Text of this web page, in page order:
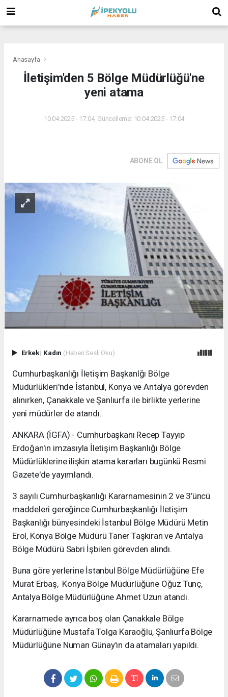
Anasayfa
İletişim'den 5 Bölge Müdürlüğü'ne
yeni atama
10.04.2025 - 17:04, Güncelleme: 10.04.2025 - 17:04
ABONE OL
Erkek| Kadın (Haberi Sesli Oku)
Cumhurbaşkanlığı İletişim Başkanlğı Bölge
Müdürlükleri'nde İstanbul, Konya ve Antalya görevden
alınırken, Çanakkale ve Şanlıurfa ile birlikte yerlerine
yeni müdürler de atandı.
ANKARA (İGFA) - Cumhurbaşkanı Recep Tayyip
Erdoğan'ın imzasıyla İletişim Başkanlığı Bölge
Müdürlüklerine ilişkin atama kararları bugünkü Resmi
Gazete'de yayımlandı.
3 sayılı Cumhurbaşkanlığı Kararnamesinin 2 ve 3’üncü
maddeleri gereğince Cumhurbaşkanlığı İletişim
Başkanlığı bünyesindeki İstanbul Bölge Müdürü Metin
Erol, Konya Bölge Müdürü Taner Taşkıran ve Antalya
Bölge Müdürü Sabri İşbilen görevden alındı.
Buna göre yerlerine İstanbul Bölge Müdürlüğüne Efe
Murat Erbaş, Konya Bölge Müdürlüğüne Oğuz Tunç,
Antalya Bölge Müdürlüğüne Ahmet Uzun atandı.
Kararnamede ayrıca boş olan Çanakkale Bölge
Müdürlüğüne Mustafa Tolga Karaoğlu, Şanlıurfa Bölge
Müdürlüğüne Numan Günay'ın da atamaları yapıldı.